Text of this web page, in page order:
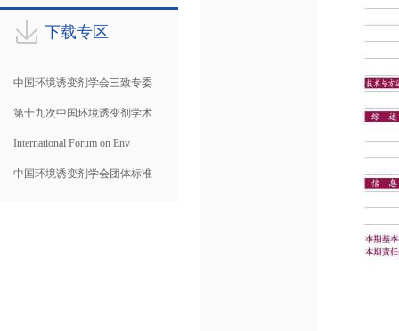
下载专区
中国环境诱变剂学会三致专委
第十九次中国环境诱变剂学术
International Forum on Env
中国环境诱变剂学会团体标准